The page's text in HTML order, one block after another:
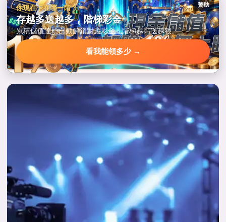
贊助
你現在卡在哪一階？
存越多送越多，階梯彩金
累積儲值達標自動解鎖對應彩金，階梯越高送越狠。
看我能領多少 →